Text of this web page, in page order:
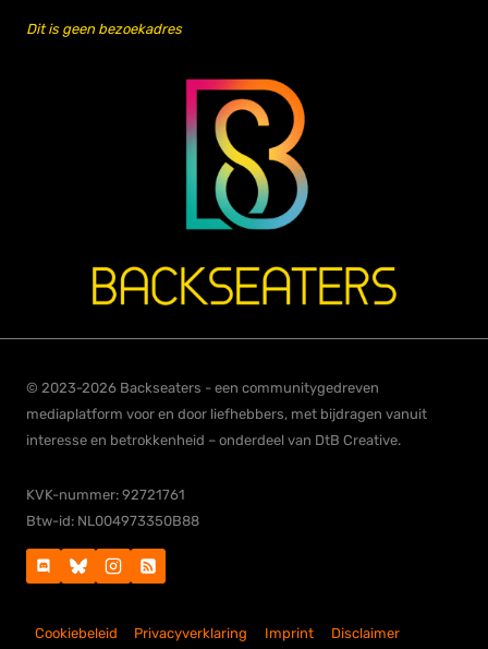
Dit is geen bezoekadres
© 2023-2026 Backseaters - een communitygedreven
mediaplatform voor en door liefhebbers, met bijdragen vanuit
interesse en betrokkenheid – onderdeel van DtB Creative.
KVK-nummer: 92721761
Btw-id: NL004973350B88
Cookiebeleid Privacyverklaring Imprint Disclaimer